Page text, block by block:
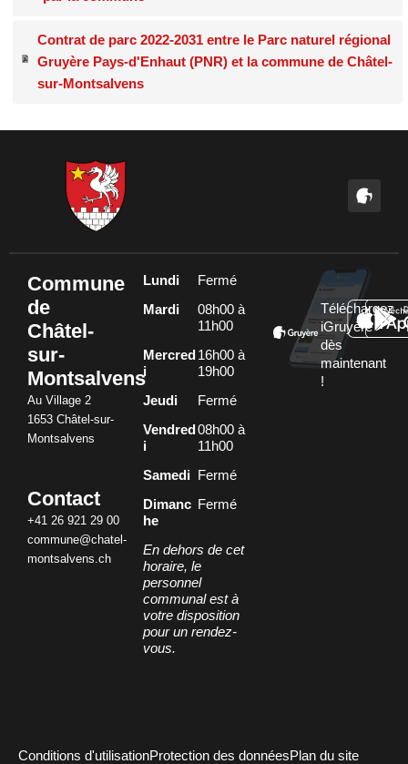
Contrat de parc 2022-2031 entre le Parc naturel régional
Gruyère Pays-d'Enhaut (PNR) et la commune de Châtel-
sur-Montsalvens
Commune
de
Châtel-
sur-
Montsalvens
Au Village 2
1653 Châtel-sur-
Montsalvens
Contact
+41 26 921 29 00
commune@chatel-
montsalvens.ch
Lundi
Fermé
Mardi
08h00 à
11h00
Mercred
i
16h00 à
19h00
Jeudi
Fermé
Vendred
i
08h00 à
11h00
Samedi
Fermé
Dimanc
he
Fermé
En dehors de cet
horaire, le
personnel
communal est à
votre disposition
pour un rendez-
vous.
Téléchargez
iGruyère
dès
maintenant
!
Conditions d'utilisationProtection des donnéesPlan du site